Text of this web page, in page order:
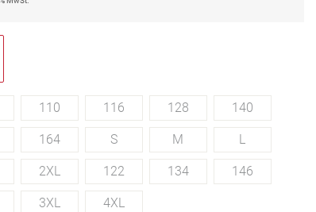
110 116 128 140
164 S M L
2XL 122 134 146
3XL 4XL